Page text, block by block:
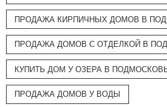
ПРОДАЖА КИРПИЧНЫХ ДОМОВ В
ПРОДАЖА ДОМОВ С ОТДЕЛКОЙ В
КУПИТЬ ДОМ У ОЗЕРА В
ПРОДАЖА ДОМОВ У ВОДЫ